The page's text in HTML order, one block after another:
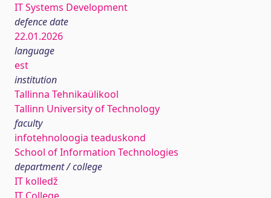
IT Systems Development
defence date
22.01.2026
language
est
institution
Tallinna Tehnikaülikool
Tallinn University of Technology
faculty
infotehnoloogia teaduskond
School of Information Technologies
department / college
IT kolledž